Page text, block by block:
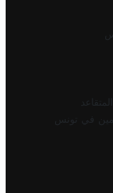
في تونس